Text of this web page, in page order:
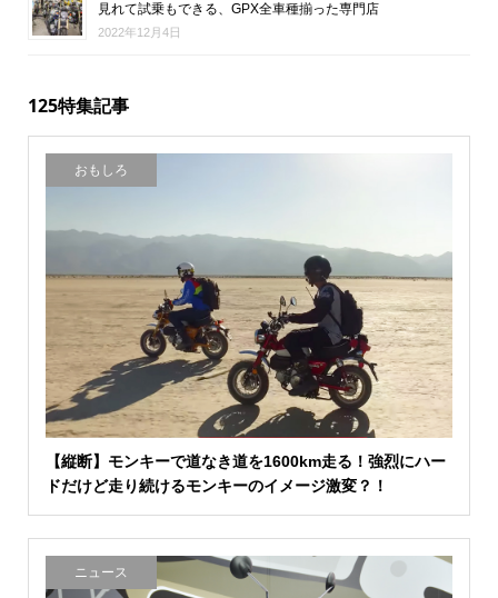
見れて試乗もできる、GPX全車種揃った専門店
2022年12月4日
125特集記事
おもしろ
【縦断】モンキーで道なき道を1600km走る！強烈にハー
ドだけど走り続けるモンキーのイメージ激変？！
ニュース